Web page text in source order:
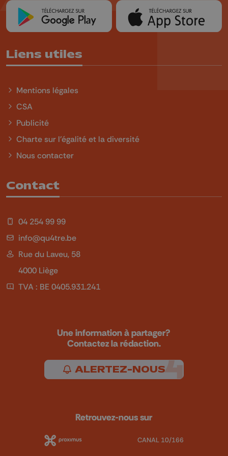
Liens utiles
Mentions légales
CSA
Publicité
Charte sur l'égalité et la diversité
Nous contacter
Contact
04 254 99 99
info@qu4tre.be
Rue du Laveu, 58
4000 Liège
TVA : BE 0405.931.241
Une information à partager?
Contactez la rédaction.
ALERTEZ-NOUS
Retrouvez-nous sur
CANAL 10/166